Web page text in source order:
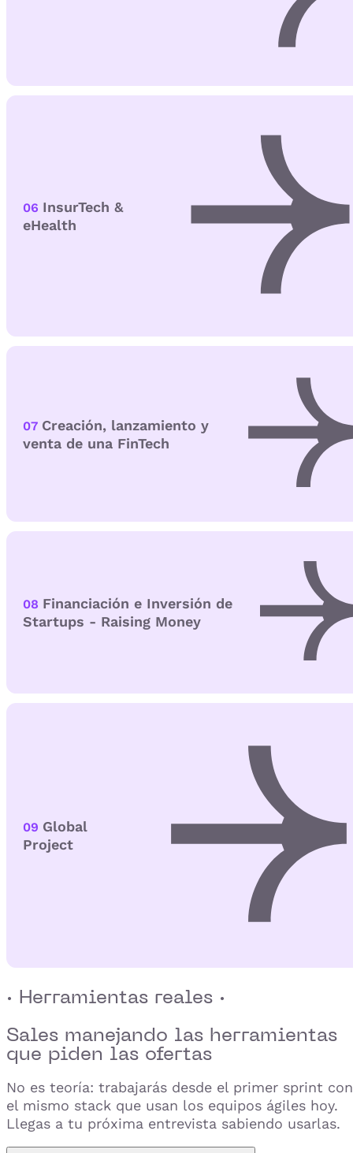
06 InsurTech &
eHealth
07 Creación, lanzamiento y
venta de una FinTech
08 Financiación e Inversión de
Startups - Raising Money
09 Global
Project
· Herramientas reales ·
Sales manejando las herramientas
que piden las ofertas
No es teoría: trabajarás desde el primer sprint con
el mismo stack que usan los equipos ágiles hoy.
Llegas a tu próxima entrevista sabiendo usarlas.